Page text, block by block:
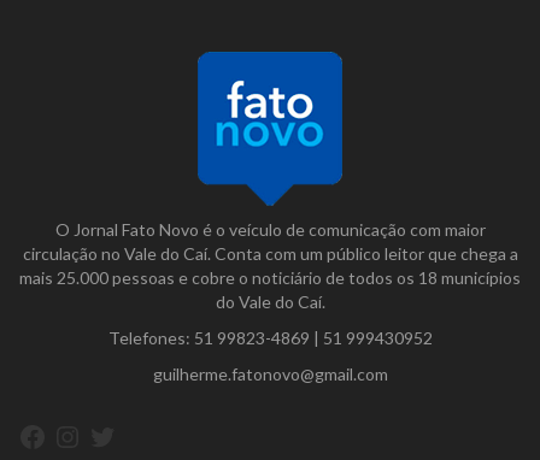
O Jornal Fato Novo é o veículo de comunicação com maior
circulação no Vale do Caí. Conta com um público leitor que chega a
mais 25.000 pessoas e cobre o noticiário de todos os 18 municípios
do Vale do Caí.
Telefones: 51 99823-4869 | 51 999430952
guilherme.fatonovo@gmail.com